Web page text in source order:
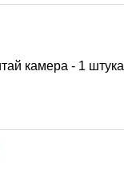
камера - 1 штука